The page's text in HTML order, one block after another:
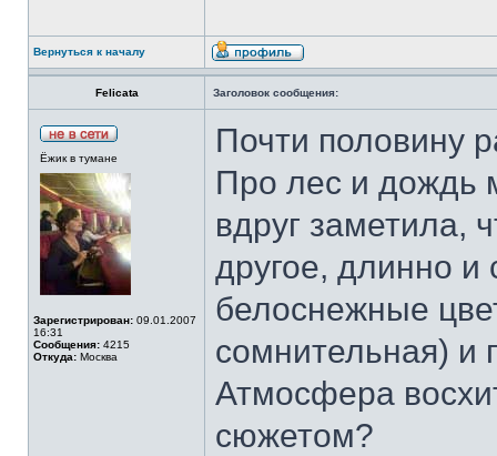
Вернуться к началу
Felicata Заголовок сообщения:
Ёжик в тумане
Зарегистрирован: 09.01.2007
16:31
Сообщения: 4215
Откуда: Москва
Почти половину
Про лес и дождь
вдруг заметила,
другое, длинно
белоснежные
сомнительная) и
Атмосфера
сюжетом?